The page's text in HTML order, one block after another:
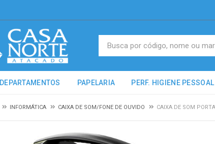
DEPARTAMENTOS PAPELARIA PERF. HIGIENE PESSOAL
INFORMÁTICA CAIXA DE SOM/FONE DE OUVIDO CAIXA DE SOM